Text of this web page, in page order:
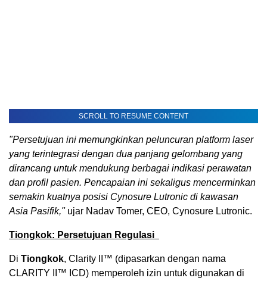
SCROLL TO RESUME CONTENT
"Persetujuan ini memungkinkan peluncuran platform laser
yang terintegrasi dengan dua panjang gelombang yang
dirancang untuk mendukung berbagai indikasi perawatan
dan profil pasien. Pencapaian ini sekaligus mencerminkan
semakin kuatnya posisi Cynosure Lutronic di kawasan
Asia Pasifik,"ujar Nadav Tomer, CEO, Cynosure Lutronic.
Tiongkok: Persetujuan Regulasi
Di Tiongkok, Clarity II™ (dipasarkan dengan nama
CLARITY II™ ICD) memperoleh izin untuk digunakan di